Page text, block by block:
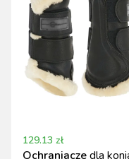
129.13 zł
Ochraniaczedla